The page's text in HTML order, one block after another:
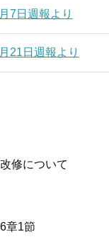
7日週報より
21日週報より
修について
章1節